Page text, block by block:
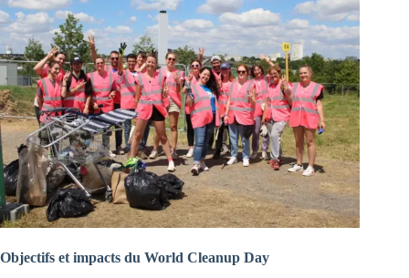
Objectifs et impacts du World Cleanup Day